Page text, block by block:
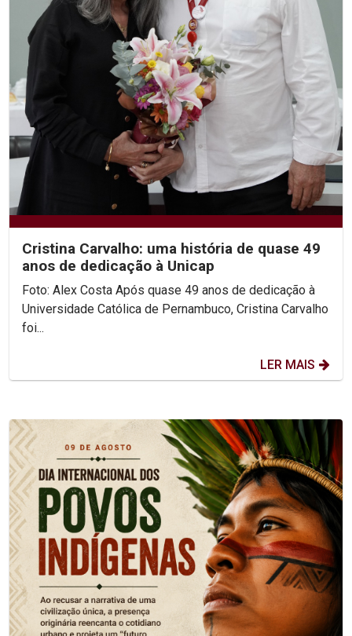
Cristina Carvalho: uma história de quase 49
anos de dedicação à Unicap
Foto: Alex Costa Após quase 49 anos de dedicação à
Universidade Católica de Pernambuco, Cristina Carvalho
foi...
LER MAIS